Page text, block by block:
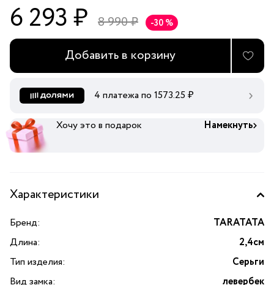
6 293 ₽ 8 990 ₽ -30 %
Добавить в корзину
4 платежа по 1573.25 ₽
Хочу это в подарок Намекнуть
Характеристики
Бренд:
TARATATA
Длина:
2,4см
Тип изделия:
Серьги
Вид замка:
левербек